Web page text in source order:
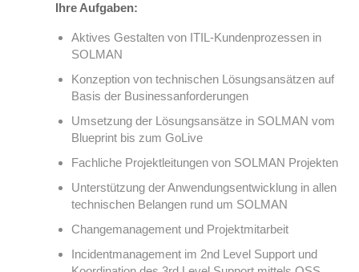
Ihre Aufgaben:
Aktives Gestalten von ITIL-Kundenprozessen in
SOLMAN
Konzeption von technischen Lösungsansätzen auf
Basis der Businessanforderungen
Umsetzung der Lösungsansätze in SOLMAN vom
Blueprint bis zum GoLive
Fachliche Projektleitungen von SOLMAN Projekten
Unterstützung der Anwendungsentwicklung in allen
technischen Belangen rund um SOLMAN
Changemanagement und Projektmitarbeit
Incidentmanagement im 2nd Level Support und